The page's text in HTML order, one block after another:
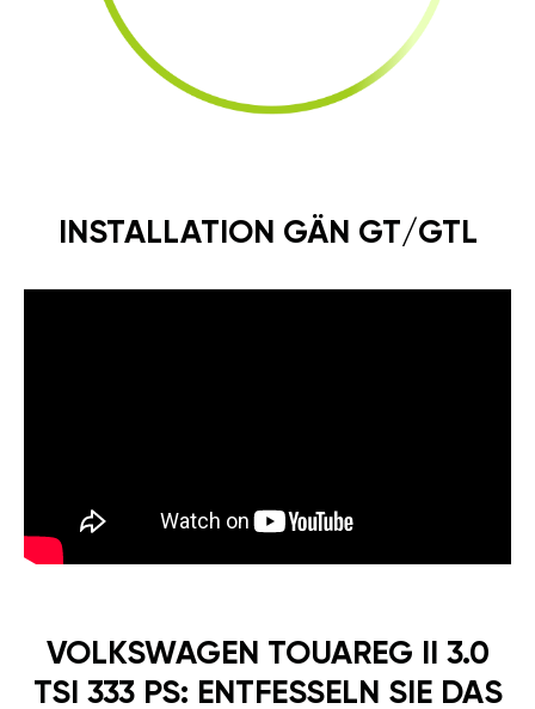
INSTALLATION GÄN GT/GTL
VOLKSWAGEN TOUAREG II 3.0
TSI 333 PS: ENTFESSELN SIE DAS